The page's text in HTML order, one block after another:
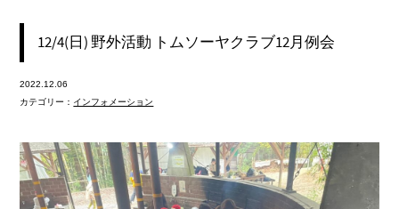
12/4(日) 野外活動 トムソーヤクラブ12月例会
2022.12.06
カテゴリー： インフォメーション